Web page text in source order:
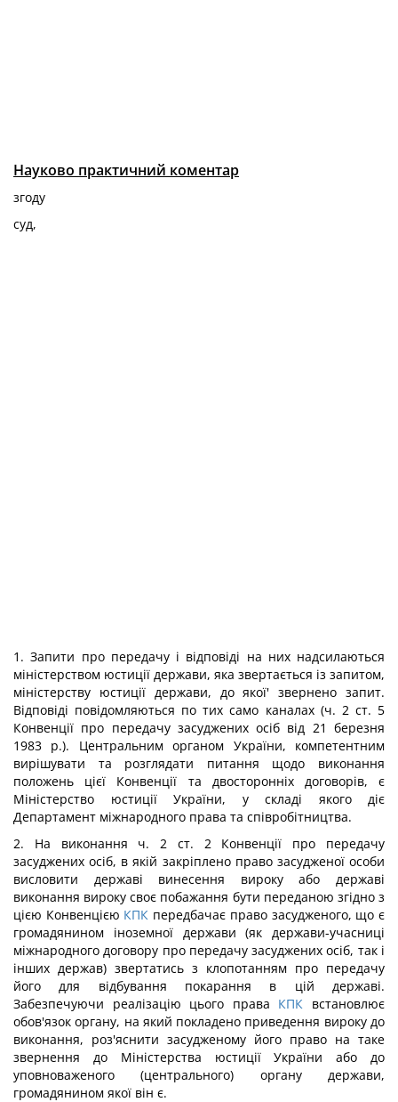
Науково практичний коментар
згоду
суд,
1. Запити про передачу і відповіді на них надсилаються
міністерством юстиції держави, яка звертається із запитом,
міністерству юстиції держави, до якої' звернено запит.
Відповіді повідомляються по тих само каналах (ч. 2 ст. 5
Конвенції про передачу засуджених осіб від 21 березня
1983 p.). Центральним органом України, компетентним
вирішувати та розглядати питання щодо виконання
положень цієї Конвенції та двосторонніх договорів, є
Міністерство юстиції України, у складі якого діє
Департамент міжнародного права та співробітництва.
2. На виконання ч. 2 ст. 2 Конвенції про передачу
засуджених осіб, в якій закріплено право засудженої особи
висловити державі винесення вироку або державі
виконання вироку своє побажання бути переданою згідно з
цією Конвенцією КПК передбачає право засудженого, що є
громадянином іноземної держави (як держави-учасниці
міжнародного договору про передачу засуджених осіб, так і
інших держав) звертатись з клопотанням про передачу
його для відбування покарання в цій державі.
Забезпечуючи реалізацію цього права КПК встановлює
обов'язок органу, на який покладено приведення вироку до
виконання, роз'яснити засудженому його право на таке
звернення до Міністерства юстиції України або до
уповноваженого (центрального) органу держави,
громадянином якої він є.